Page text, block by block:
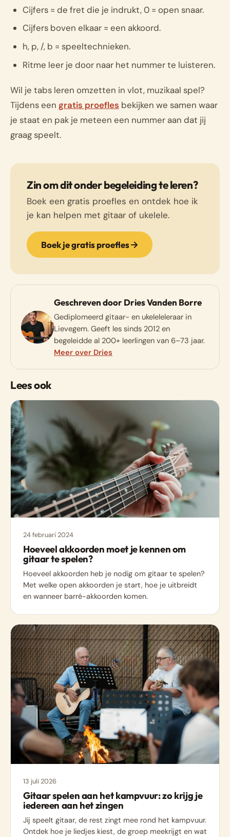
Cijfers = de fret die je indrukt, 0 = open snaar.
Cijfers boven elkaar = een akkoord.
h, p, /, b = speeltechnieken.
Ritme leer je door naar het nummer te luisteren.
Wil je tabs leren omzetten in vlot, muzikaal spel?
Tijdens een gratis proefles bekijken we samen waar
je staat en pak je meteen een nummer aan dat jij
graag speelt.
Zin om dit onder begeleiding te leren?
Boek een gratis proefles en ontdek hoe ik
je kan helpen met gitaar of ukelele.
Boek je gratis proefles
Geschreven door Dries Vanden Borre
Gediplomeerd gitaar- en ukeleleleraar in
Lievegem. Geeft les sinds 2012 en
begeleidde al 200+ leerlingen van 6–73 jaar.
Meer over Dries
Lees ook
24 februari 2024
Hoeveel akkoorden moet je kennen om
gitaar te spelen?
Hoeveel akkoorden heb je nodig om gitaar te spelen?
Met welke open akkoorden je start, hoe je uitbreidt
en wanneer barré-akkoorden komen.
13 juli 2026
Gitaar spelen aan het kampvuur: zo krijg je
iedereen aan het zingen
Jij speelt gitaar, de rest zingt mee rond het kampvuur.
Ontdek hoe je liedjes kiest, de groep meekrijgt en wat